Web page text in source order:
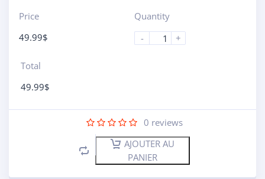
Price
49.99$
Quantity
-
+
Total
49.99$
0 reviews
AJOUTER AU
PANIER